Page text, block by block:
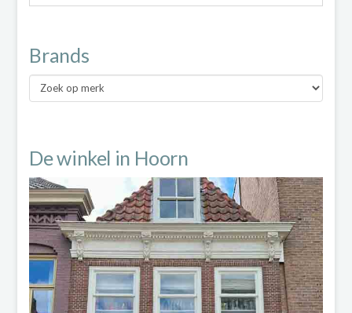
gekozen
worden
op
de
Brands
Brands
De winkel in Hoorn